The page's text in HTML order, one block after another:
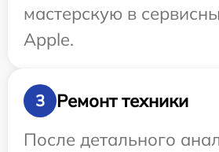
мастерскую в
Apple.
3
Ремонт техники
После детального